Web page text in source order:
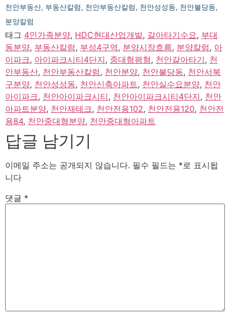
천안부동산, 부동산칼럼, 천안부동산칼럼, 천안성성동, 천안불당동,
분양칼럼
태그 4인가족분양, HDC현대산업개발, 갈아타기수요, 부대
동분양, 부동산칼럼, 부성4구역, 분양시장흐름, 분양칼럼, 아
이파크, 아이파크시티4단지, 중대형평형, 천안갈아타기, 천
안부동산, 천안부동산칼럼, 천안분양, 천안불당동, 천안서북
구분양, 천안성성동, 천안신축아파트, 천안실수요분양, 천안
아이파크, 천안아이파크시티, 천안아이파크시티4단지, 천안
아파트분양, 천안재테크, 천안전용102, 천안전용120, 천안전
용84, 천안중대형분양, 천안중대형아파트
답글 남기기
이메일 주소는 공개되지 않습니다. 필수 필드는 *로 표시됩
니다
댓글 *